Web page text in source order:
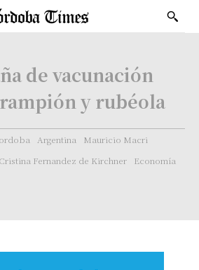
de vacunación
y rubéola
Argentina
Mauricio Macri
Cristina Fernandez de Kirchner
Economía